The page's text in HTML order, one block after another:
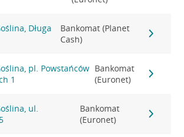
Długa
Bankomat (Planet
Cash)
pl. Powstańców
1
Bankomat
(Euronet)
ul.
Bankomat
(Euronet)